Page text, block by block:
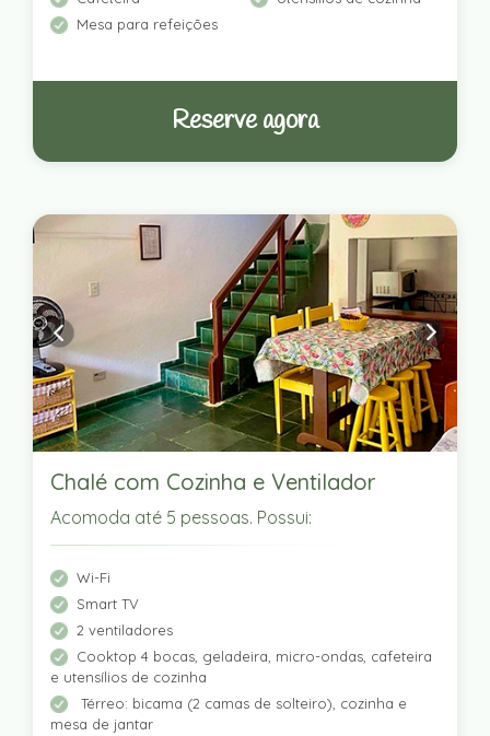
Mesa para refeições
Reserve agora
Chalé com Cozinha e Ventilador
Acomoda até 5 pessoas. Possui:
Wi-Fi
Smart TV
2 ventiladores
Cooktop 4 bocas, geladeira, micro-ondas, cafeteira
e utensílios de cozinha
Térreo: bicama (2 camas de solteiro), cozinha e
mesa de jantar